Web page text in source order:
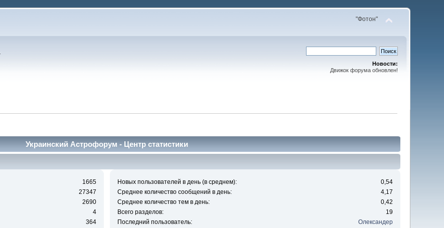
"Фотон"
Новости:
Движок форума обновлен!
Украинский Астрофорум - Центр статистики
1665
27347
2690
4
364
Новых пользователей в день (в среднем):
0,54
Среднее количество сообщений в день:
4,17
Среднее количество тем в день:
0,42
Всего разделов:
19
Последний пользователь:
Олександер